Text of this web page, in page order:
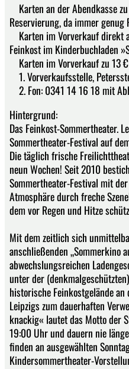
Karten an der Abendkasse
Reservierung, da immer genug
Karten im Vorverkauf direkt
Feinkost im Kinderbuchladen
Karten im Vorverkauf zu 13
1. Vorverkaufsstelle,
2. Fon: 0341 14 16 18 mit
Hintergrund:
Das Feinkost-Sommertheater.
Sommertheater-Festival auf
Die täglich frische
neun Wochen! Seit 2010
Sommertheater-Festival mit
Atmosphäre durch freche
dem vor Regen und Hitze
Mit dem zeitlich sich
anschließenden „Sommerkino
abwechslungsreichen
unter der
historische Feinkostgelände
Leipzigs zum dauerhaften
knackig« lautet das Motto der
19:00 Uhr und dauern nie
finden an ausgewählten
Kindersommertheater-